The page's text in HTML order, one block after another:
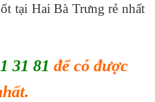
tại Hai Bà Trưng rẻ nhất
31 81 để có được